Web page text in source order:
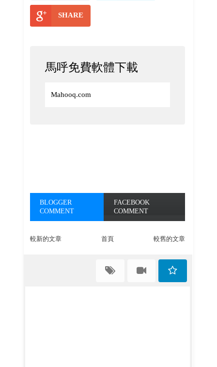
SHARE
馬呼免費軟體下載
Mahooq.com
BLOGGER
COMMENT
FACEBOOK
COMMENT
較新的文章 較舊的文章
首頁